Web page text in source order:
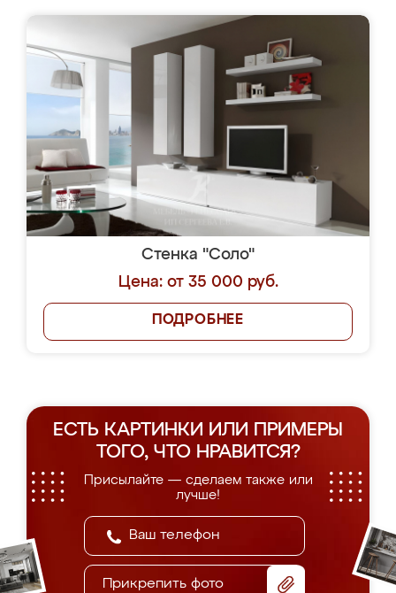
Стенка "Соло"
Цена: от 35 000 руб.
ПОДРОБНЕЕ
ЕСТЬ КАРТИНКИ ИЛИ ПРИМЕРЫ
ТОГО, ЧТО НРАВИТСЯ?
Присылайте — сделаем также или
лучше!
Прикрепить фото